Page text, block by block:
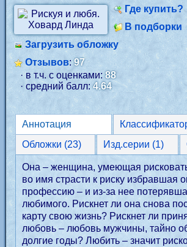
Где купить?
В подборки
Загрузить обложку
Отзывов:97
· в т.ч. с оценками:88
· средний балл:4.64
Аннотация
Обложки (23)
Изд.серии (1)
Она – женщина, умеющая
во имя страсти к риску избравшая
профессию – и из-за нее
любимого. Рискнет ли она снова
карту свою жизнь? Рискнет ли
любовь – любовь мужчины, тайно
долгие годы? Любить – значит